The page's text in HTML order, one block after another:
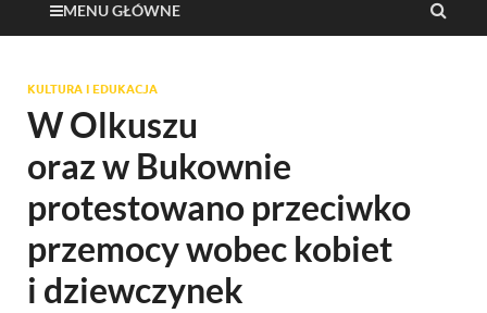
MENU GŁÓWNE
KULTURA I EDUKACJA
W Olkuszu
oraz w Bukownie
protestowano przeciwko
przemocy wobec kobiet
i dziewczynek